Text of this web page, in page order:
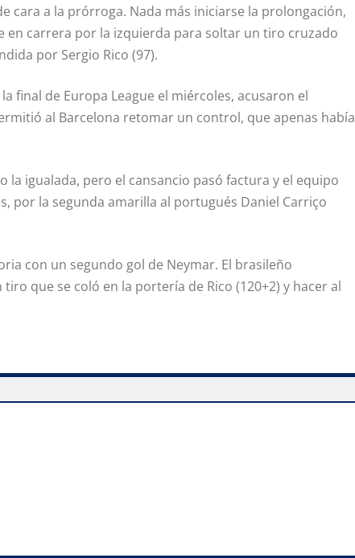
cara a la prórroga. Nada más iniciarse la prolongación,
en carrera por la izquierda para soltar un tiro cruzado
por Sergio Rico (97).
final de Europa League el miércoles, acusaron el
al Barcelona retomar un control, que apenas había
igualada, pero el cansancio pasó factura y el equipo
por la segunda amarilla al portugués Daniel Carriço
con un segundo gol de Neymar. El brasileño
que se coló en la portería de Rico (120+2) y hacer al